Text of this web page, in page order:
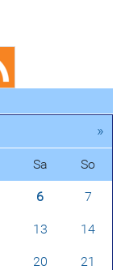
»
Sa So
6 7
13 14
20 21